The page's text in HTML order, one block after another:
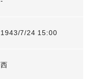
1943/7/24 15:00
西